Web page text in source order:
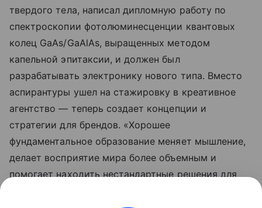
твердого тела, написал дипломную работу по
спектроскопии фотолюминесценции квантовых
колец GaAs/GaAlAs, выращенных методом
капельной эпитаксии, и должен был
разрабатывать электронику нового типа. Вместо
аспирантуры ушел на стажировку в креативное
агентство — теперь создает концепции и
стратегии для брендов. «Хорошее
фундаментальное образование меняет мышление,
делает восприятие мира более объемным и
помогает находить нестандартные решения для